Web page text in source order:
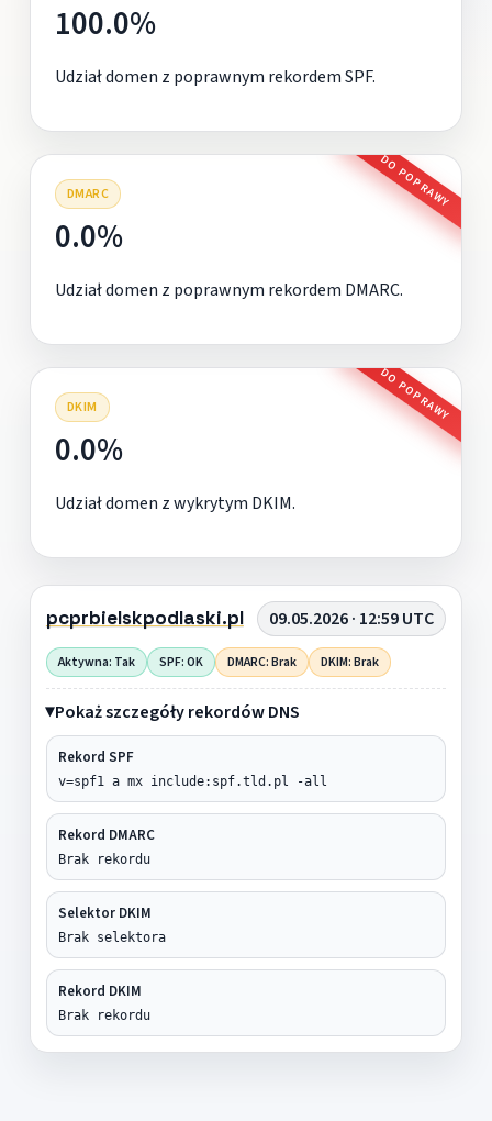
100.0%
Udział domen z poprawnym rekordem SPF.
DMARC DO POPRAWY
0.0%
Udział domen z poprawnym rekordem DMARC.
DKIM DO POPRAWY
0.0%
Udział domen z wykrytym DKIM.
pcprbielskpodlaski.pl 09.05.2026 · 12:59 UTC
Aktywna: Tak SPF: OK DMARC: Brak DKIM: Brak
Pokaż szczegóły rekordów DNS
Rekord SPF
v=spf1 a mx include:spf.tld.pl -all
Rekord DMARC
Brak rekordu
Selektor DKIM
Brak selektora
Rekord DKIM
Brak rekordu